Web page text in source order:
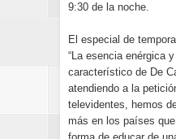
9:30 de la noche.
El especial de
“La esencia enérgica
característico de De
atendiendo a la
televidentes, hemos
más en los países